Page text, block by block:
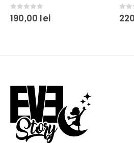
0out of 5
190,00 lei 0